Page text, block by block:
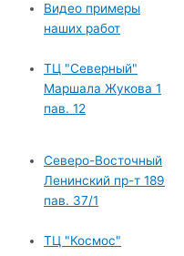
Видео примеры
наших работ
ТЦ "Северный"
Маршала Жукова 1
пав. 12
Северо-Восточный
Ленинский пр-т 189
пав. 37/1
ТЦ "Космос"